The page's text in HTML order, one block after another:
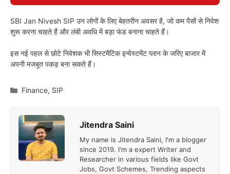
SBI Jan Nivesh SIP उन लोगों के लिए बेहतरीन अवसर है, जो कम पैसों से निवेश
शुरू करना चाहते हैं और लंबी अवधि में बड़ा फंड बनाना चाहते हैं।
इस नई पहल से छोटे निवेशक भी सिस्टमैटिक इन्वेस्टमेंट प्लान के जरिए बाजार में
अपनी मजबूत पकड़ बना सकते हैं।
Categories
Finance, SIP
Jitendra Saini
My name is Jitendra Saini, I'm a blogger
since 2019. I'm a expert Writer and
Researcher in various fields like Govt
Jobs, Govt Schemes, Trending aspects